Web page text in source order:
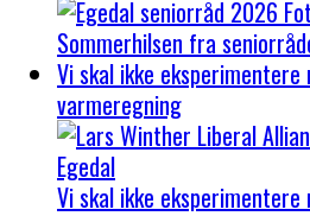
Sommerhilsen fra
Vi skal ikke eksperimentere
varmeregning
Vi skal ikke eksperimentere